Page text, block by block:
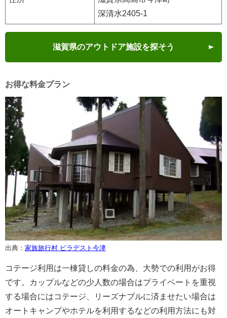
深清水2405-1
滋賀県のアウトドア施設を探そう
お得な料金プラン
出典： 家族旅行村 ビラデスト今津
コテージ利用は一棟貸しの料金の為、大勢での利用がお得
です。カップルなどの少人数の場合はプライベートを重視
する場合にはコテージ、リーズナブルに済ませたい場合は
オートキャンプやホテルを利用するなどの利用方法にも対